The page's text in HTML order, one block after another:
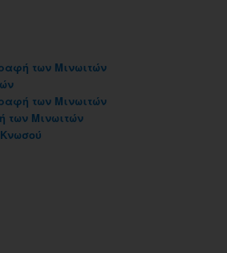
των Μινωιτών
των Μινωιτών
των Μινωιτών